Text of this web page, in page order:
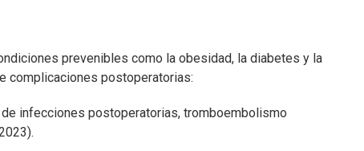
prevenibles como la obesidad, la diabetes y la
complicaciones postoperatorias:​
infecciones postoperatorias, tromboembolismo